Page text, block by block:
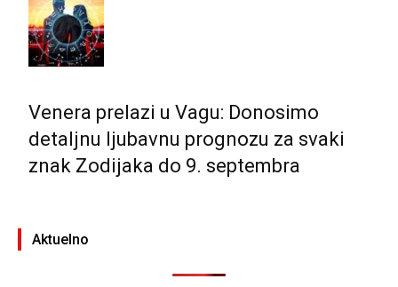
Venera prelazi u Vagu: Donosimo
detaljnu ljubavnu prognozu za svaki
znak Zodijaka do 9. septembra
Aktuelno